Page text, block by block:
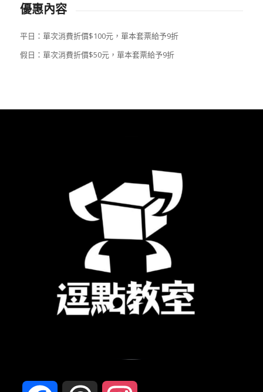
優惠內容
平日：單次消費折價$100元，單本套票給予9折
假日：單次消費折價$50元，單本套票給予9折